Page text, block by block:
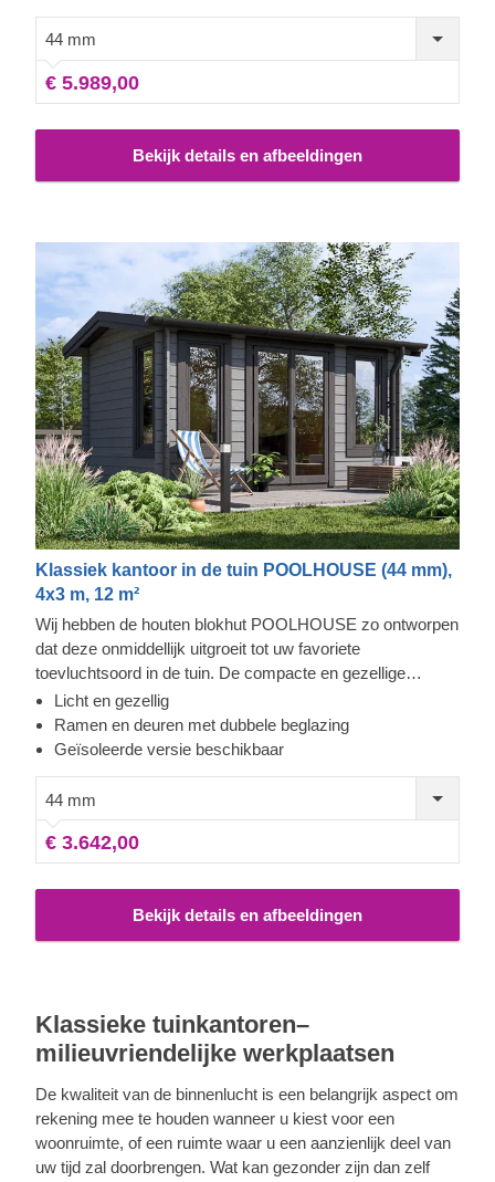
maken, is er ook een geïsoleerde versie van dit model
verkrijgbaar.
44 mm
€ 5.989,00
Bekijk details en afbeeldingen
Klassiek kantoor in de tuin POOLHOUSE (44 mm),
4x3 m, 12 m²
Wij hebben de houten blokhut POOLHOUSE zo ontworpen
dat deze onmiddellijk uitgroeit tot uw favoriete
toevluchtsoord in de tuin. De compacte en gezellige
structuur creëert een aangenaam gevoel van ruimte, mede
dankzij de ramen en deuren die bijna van vloer tot plafond
reiken en de hele voorkant van de hut bedekken. Stap
- uw tuinoase wacht op u! Om het u zo gemakkelijk
mogelijk te maken, is er ook een geïsoleerde versie van dit
model verkrijgbaar.
Licht en gezellig
Ramen en deuren met dubbele beglazing
Geïsoleerde versie beschikbaar
44 mm
€ 3.642,00
Bekijk details en afbeeldingen
Klassieke tuinkantoren–
milieuvriendelijke werkplaatsen
De kwaliteit van de binnenlucht is een belangrijk aspect om
rekening mee te houden wanneer u kiest voor een
woonruimte, of een ruimte waar u een aanzienlijk deel van
uw tijd zal doorbrengen. Wat kan gezonder zijn dan zelf